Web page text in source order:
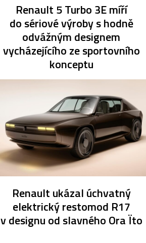
Renault 5 Turbo 3E míří
do sériové výroby s hodně
odvážným designem
vycházejícího ze sportovního
konceptu
Renault ukázal úchvatný
elektrický restomod R17
v designu od slavného Ora Ïto